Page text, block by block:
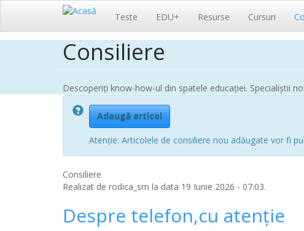
Navigare
principală
Teste EDU+ Resurse Cursuri
Consiliere
Descoperiți know-how-ul din spatele educației. Specialiștii
Adaugă articol
Atenție: Articolele de consiliere nou adăugate vor fi
Consiliere
Realizat de rodica_sm la data 19 Iunie 2026 - 07:03.
Despre telefon,cu atenție